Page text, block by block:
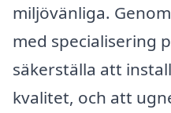
miljövänliga.
med specialisering
säkerställa att
kvalitet, och att